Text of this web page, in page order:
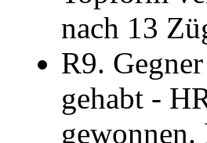
nach 13
R9.
gehabt -